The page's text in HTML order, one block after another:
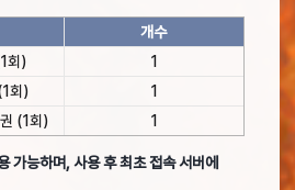
개수
회)
1
회)
1
(1회)
1
가능하며, 사용 후 최초 접속 서버에